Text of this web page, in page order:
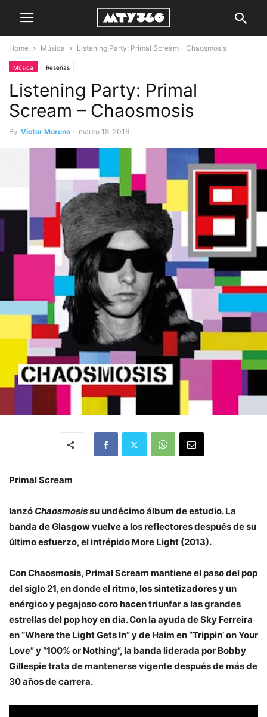
Home Música Listening Party: Primal Scream – Chaosmosis
Música Reseñas
Listening Party: Primal
Scream – Chaosmosis
By Víctor Moreno - marzo 18, 2016
Primal Scream
lanzó Chaosmosissu undécimo álbum de estudio. La
banda de Glasgow vuelve a los reflectores después de su
último esfuerzo, el intrépido More Light (2013).
Con Chaosmosis, Primal Scream mantiene el paso del pop
del siglo 21, en donde el ritmo, los sintetizadores y un
enérgico y pegajoso coro hacen triunfar a las grandes
estrellas del pop hoy en día. Con la ayuda deSky Ferreira
en “Where the Light Gets In” y de Haim en “Trippin’ on Your
Love” y “100% or Nothing”, la banda liderada por Bobby
Gillespie trata de mantenerse vigente después de más de
30 años de carrera.